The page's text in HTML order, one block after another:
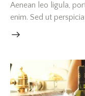
Aenean leo ligula,
enim. Sed ut